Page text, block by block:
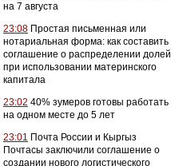
на 7 августа
23:08 Простая письменная или
нотариальная форма: как составить
соглашение о распределении долей
при использовании материнского
капитала
23:02 40% зумеров готовы работать
на одном месте до 5 лет
23:01 Почта России и Кыргыз
Почтасы заключили соглашение о
создании нового логистического